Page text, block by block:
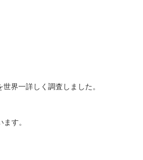
世界一詳しく調査しました。
す。